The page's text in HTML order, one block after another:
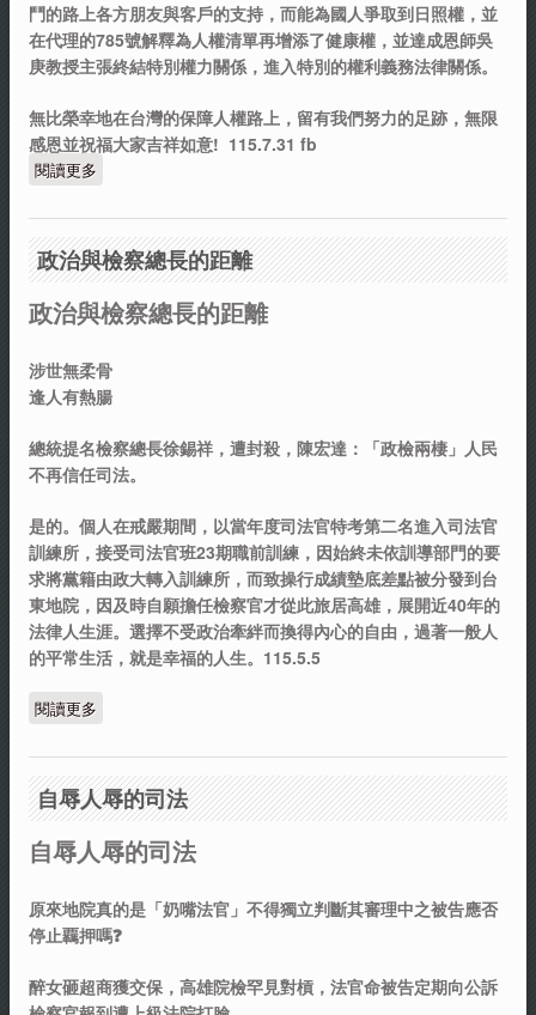
鬥的路上各方朋友與客戶的支持，而能為國人爭取到日照權，並
在代理的785號解釋為人權清單再增添了健康權，並達成恩師吳
庚教授主張終結特別權力關係，進入特別的權利義務法律關係。
無比榮幸地在台灣的保障人權路上，留有我們努力的足跡，無限
感恩並祝福大家吉祥如意! 115.7.31 fb
閱讀更多
政治與檢察總長的距離
政治與檢察總長的距離
涉世無柔骨
逢人有熱腸
總統提名檢察總長徐錫祥，遭封殺，陳宏達：「政檢兩棲」人民
不再信任司法。
是的。個人在戒嚴期間，以當年度司法官特考第二名進入司法官
訓練所，接受司法官班23期職前訓練，因始終未依訓導部門的要
求將黨籍由政大轉入訓練所，而致操行成績墊底差點被分發到台
東地院，因及時自願擔任檢察官才從此旅居高雄，展開近40年的
法律人生涯。選擇不受政治牽絆而換得內心的自由，過著一般人
的平常生活，就是幸福的人生。115.5.5
閱讀更多
自辱人辱的司法
自辱人辱的司法
原來地院真的是「奶嘴法官」不得獨立判斷其審理中之被告應否
停止覊押嗎❓
醉女砸超商獲交保，高雄院檢罕見對槓，法官命被告定期向公訴